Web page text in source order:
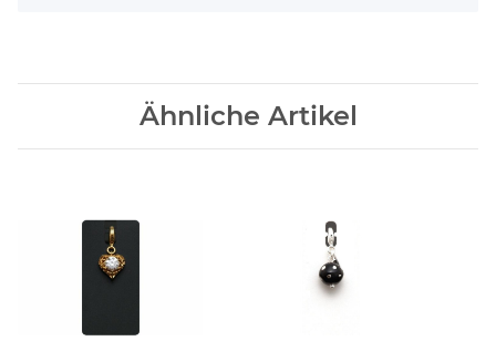
Ähnliche Artikel